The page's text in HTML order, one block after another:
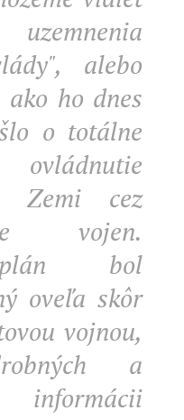
alebo
ako ho dnes
o totálne
ovládnutie
Zemi cez
vojen.
bol
oveľa skôr
vojnou,
a